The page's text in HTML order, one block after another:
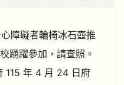
障礙者輪椅冰石壺推
踴躍參加，請查照。
115 年 4 月 24 日府